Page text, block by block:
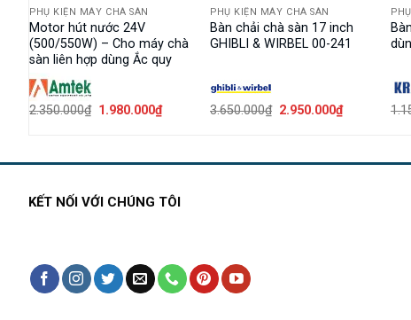
PHỤ KIỆN MÁY CHÀ SÀN
Motor hút nước 24V
(500/550W) – Cho máy chà
sàn liên hợp dùng Ắc quy
2.350.000₫ Giá
1.980.000₫Giá
hiện
1.980.000₫.
PHỤ KIỆN MÁY CHÀ SÀN
Bàn chải chà sàn 17 inch
GHIBLI & WIRBEL 00-241
3.650.000₫ Giá
2.950.000₫Giá
hiện
2.950.000₫.
KẾT NỐI VỚI CHÚNG TÔI